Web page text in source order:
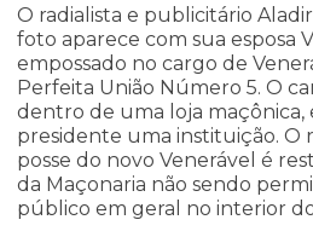
O radialista e publicitário
foto aparece com sua esposa
empossado no cargo de
Perfeita União Número 5. O
dentro de uma loja
presidente uma instituição. O
posse do novo Venerável é
da Maçonaria não sendo
público em geral no interior